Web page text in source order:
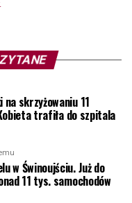
skrzyżowaniu 11
trafiła do szpitala
w Świnoujściu. Już do
11 tys. samochodów